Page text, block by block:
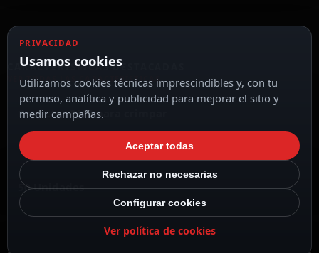
CARACTERÍSTICAS DESTACADAS
VER TODAS LAS CARACTERÍSTICAS
Conector RJ45 para crimpar
50 Unidades
PRIVACIDAD
Usamos cookies
Utilizamos cookies técnicas imprescindibles y, con tu
permiso, analítica y publicidad para mejorar el sitio y
medir campañas.
Aceptar todas
Rechazar no necesarias
Configurar cookies
Ver política de cookies